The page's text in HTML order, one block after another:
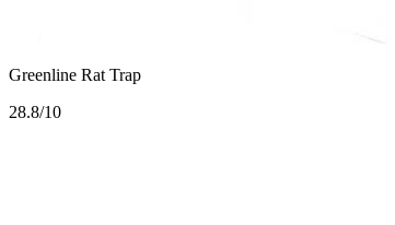
Greenline Rat Trap
28.8/10